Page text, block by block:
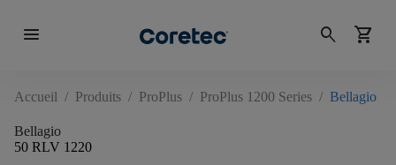
menu search shopping_cart
Accueil / Produits / ProPlus / ProPlus 1200 Series / Bellagio
Bellagio
50 RLV 1220